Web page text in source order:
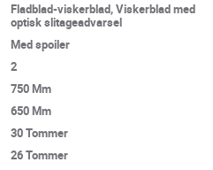
Fladblad-viskerblad, Viskerblad med
optisk slitageadvarsel
Med spoiler
2
750 Mm
650 Mm
30 Tommer
26 Tommer